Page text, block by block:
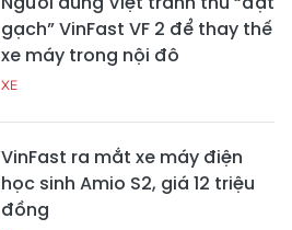
gạch” VinFast VF 2 để thay thế
xe máy trong nội đô
XE
VinFast ra mắt xe máy điện
học sinh Amio S2, giá 12 triệu
đồng